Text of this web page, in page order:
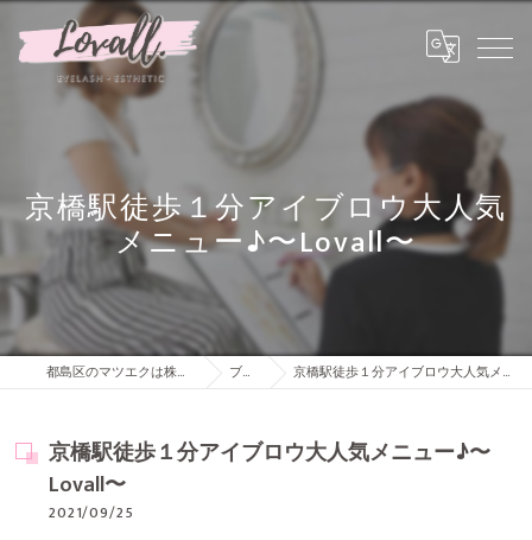
京橋駅徒歩１分アイブロウ大人気
メニュー♪〜Lovall〜
都島区のマツエクは株式会社Lovall ブログ 京橋駅徒歩１分アイブロウ大人気メニュー♪〜Lovall〜
京橋駅徒歩１分アイブロウ大人気メニュー♪〜
Lovall〜
2021/09/25